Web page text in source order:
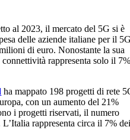
al 2023, il mercato del 5G si è
delle aziende italiane per il
di euro. Nonostante la sua
rappresenta solo il
ha mappato 198 progetti di rete
con un aumento del 21%
i progetti riservati, il numero
rappresenta circa il 7%